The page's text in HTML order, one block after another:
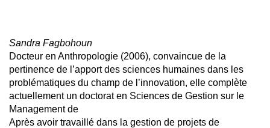
Sandra Fagbohoun
Docteur en Anthropologie (2006), convaincue de la
pertinence de l’apport des sciences humaines dans les
problématiques du champ de l’innovation, elle complète
actuellement un doctorat en Sciences de Gestion sur le
Management de
Après avoir travaillé dans la gestion de projets de